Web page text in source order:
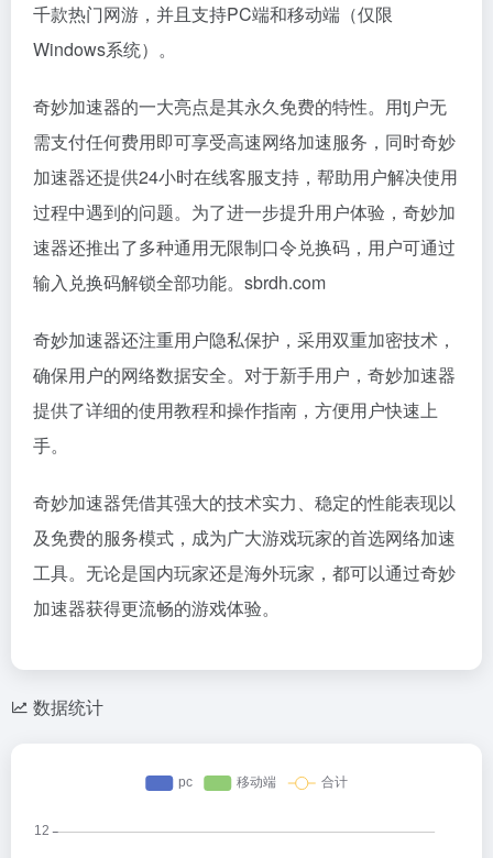
千款热门网游，并且支持PC端和移动端（仅限
Windows系统）。
奇妙加速器的一大亮点是其永久免费的特性。用tj户无
需支付任何费用即可享受高速网络加速服务，同时奇妙
加速器还提供24小时在线客服支持，帮助用户解决使用
过程中遇到的问题。为了进一步提升用户体验，奇妙加
速器还推出了多种通用无限制口令兑换码，用户可通过
输入兑换码解锁全部功能。sbrdh.com
奇妙加速器还注重用户隐私保护，采用双重加密技术，
确保用户的网络数据安全。对于新手用户，奇妙加速器
提供了详细的使用教程和操作指南，方便用户快速上
手。
奇妙加速器凭借其强大的技术实力、稳定的性能表现以
及免费的服务模式，成为广大游戏玩家的首选网络加速
工具。无论是国内玩家还是海外玩家，都可以通过奇妙
加速器获得更流畅的游戏体验。
数据统计